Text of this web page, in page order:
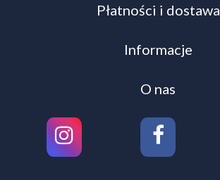
Płatności i dostawa
Informacje
O nas